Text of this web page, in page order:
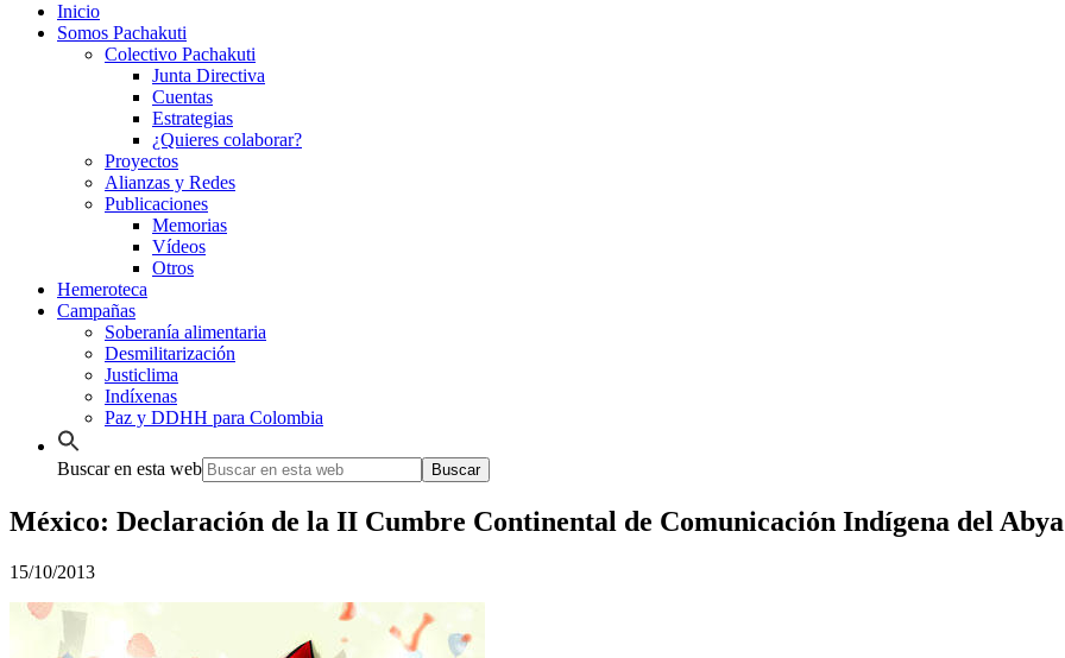
Inicio
Somos Pachakuti
Colectivo Pachakuti
Junta Directiva
Cuentas
Estrategias
¿Quieres colaborar?
Proyectos
Alianzas y Redes
Publicaciones
Memorias
Vídeos
Otros
Hemeroteca
Campañas
Soberanía alimentaria
Desmilitarización
Justiclima
Indíxenas
Paz y DDHH para Colombia
Buscar en esta web
México: Declaración de la II Cumbre Continental de Comunicación Indígena del
15/10/2013